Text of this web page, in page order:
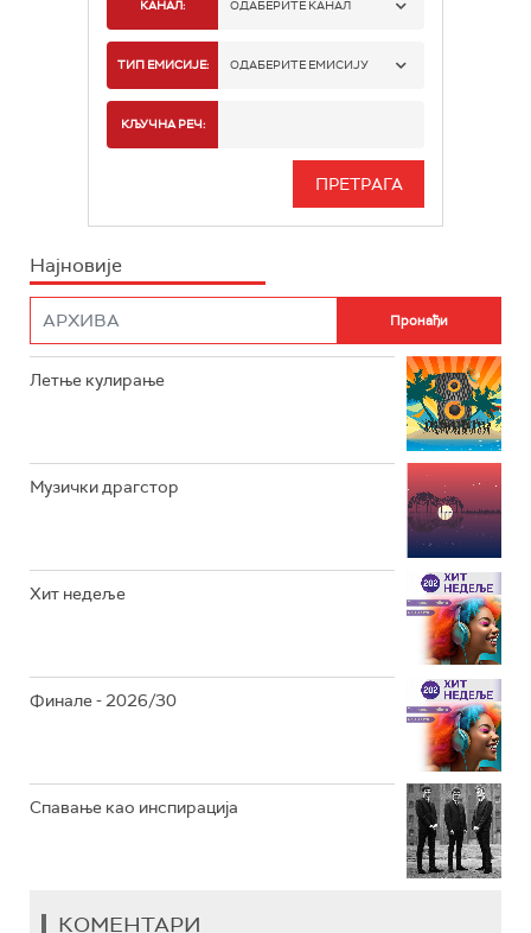
КАНАЛ: ОДАБЕРИТЕ КАНАЛ
РАДИО БЕОГРАД 1
РАДИО БЕОГРАД 3
РАДИО РОКЕНРОЛЕР
РАДИО ЏЕЗЕР
ТИП ЕМИСИЈЕ: ОДАБЕРИТЕ ЕМИСИЈУ
ИНФО
КЉУЧНА РЕЧ:
Најновије
Летње кулирање
Музички драгстор
Хит недеље
Финале - 2026/30
Спавање као инспирација
КОМЕНТАРИ